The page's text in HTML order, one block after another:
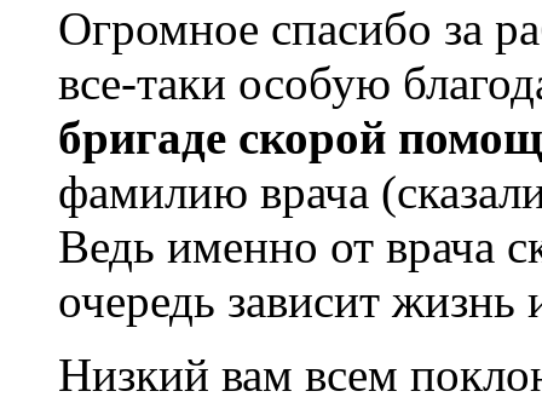
Огромное спасибо за
все-таки особую
бригаде скорой
фамилию врача
Ведь именно от врача
очередь зависит жизнь
Низкий вам всем